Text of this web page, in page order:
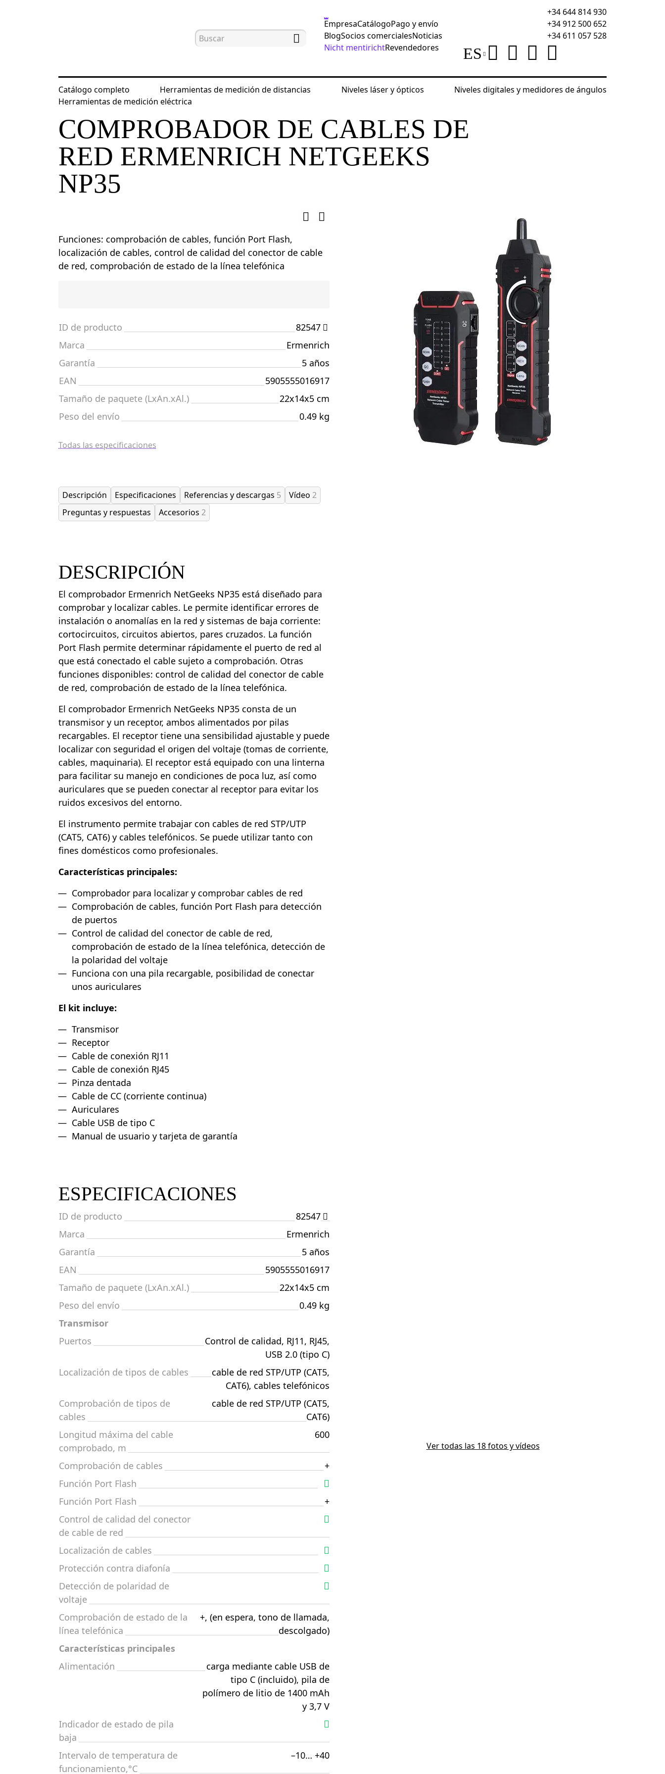
EmpresaCatálogoPago y envío
BlogSocios comercialesNoticias
Nicht mentirichtRevendedores
+34 644 814 930
+34 912 500 652
+34 611 057 528
ES
Catálogo completo Herramientas de medición de distancias Niveles láser y ópticos
Niveles digitales y medidores de ángulos
Herramientas de medición eléctrica
Inicio Catálogo Herramientas para comprobar el funcionamiento de la red Comprobadores de cables Comprobador de cables de red
COMPROBADOR DE CABLES DE
RED ERMENRICH NETGEEKS
NP35
Ver todas las 18 fotos y vídeos
Funciones: comprobación de cables, función Port Flash,
localización de cables, control de calidad del conector de cable
de red, comprobación de estado de la línea telefónica
ID de producto
82547
Marca
Ermenrich
Garantía
5 años
EAN
5905555016917
Tamaño de paquete (LxAn.xAl.)
22x14x5 cm
Peso del envío
0.49 kg
Todas las especificaciones
Descripción Especificaciones Referencias y descargas 5 Vídeo 2
Preguntas y respuestas
Accesorios 2
DESCRIPCIÓN
El comprobador Ermenrich NetGeeks NP35 está diseñado para
comprobar y localizar cables. Le permite identificar errores de
instalación o anomalías en la red y sistemas de baja corriente:
cortocircuitos, circuitos abiertos, pares cruzados. La función
Port Flash permite determinar rápidamente el puerto de red al
que está conectado el cable sujeto a comprobación. Otras
funciones disponibles: control de calidad del conector de cable
de red, comprobación de estado de la línea telefónica.
El comprobador Ermenrich NetGeeks NP35 consta de un
transmisor y un receptor, ambos alimentados por pilas
recargables. El receptor tiene una sensibilidad ajustable y puede
localizar con seguridad el origen del voltaje (tomas de corriente,
cables, maquinaria). El receptor está equipado con una linterna
para facilitar su manejo en condiciones de poca luz, así como
auriculares que se pueden conectar al receptor para evitar los
ruidos excesivos del entorno.
El instrumento permite trabajar con cables de red STP/UTP
(CAT5, CAT6) y cables telefónicos. Se puede utilizar tanto con
fines domésticos como profesionales.
Características principales:
Comprobador para localizar y comprobar cables de red
Comprobación de cables, función Port Flash para detección
de puertos
Control de calidad del conector de cable de red,
comprobación de estado de la línea telefónica, detección de
la polaridad del voltaje
Funciona con una pila recargable, posibilidad de conectar
unos auriculares
El kit incluye:
Transmisor
Receptor
Cable de conexión RJ11
Cable de conexión RJ45
Pinza dentada
Cable de CC (corriente continua)
Auriculares
Cable USB de tipo C
Manual de usuario y tarjeta de garantía
ESPECIFICACIONES
ID de producto
82547
Marca
Ermenrich
Garantía
5 años
EAN
5905555016917
Tamaño de paquete (LxAn.xAl.)
22x14x5 cm
Peso del envío
0.49 kg
Transmisor
Puertos
Control de calidad, RJ11, RJ45,
USB 2.0 (tipo C)
Localización de tipos de cables
cable de red STP/UTP (CAT5,
CAT6), cables telefónicos
Comprobación de tipos de
cables
cable de red STP/UTP (CAT5,
CAT6)
Longitud máxima del cable
comprobado, m
600
Comprobación de cables
+
Función Port Flash
Función Port Flash
+
Control de calidad del conector
de cable de red
Localización de cables
Protección contra diafonía
Detección de polaridad de
voltaje
Comprobación de estado de la
línea telefónica
+, (en espera, tono de llamada,
descolgado)
Características principales
Alimentación
carga mediante cable USB de
tipo C (incluido), pila de
polímero de litio de 1400 mAh
y 3,7 V
Indicador de estado de pila
baja
Intervalo de temperatura de
funcionamiento,°C
–10… +40